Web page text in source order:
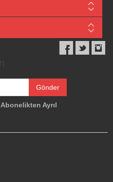
Abonelikten Ayrıl